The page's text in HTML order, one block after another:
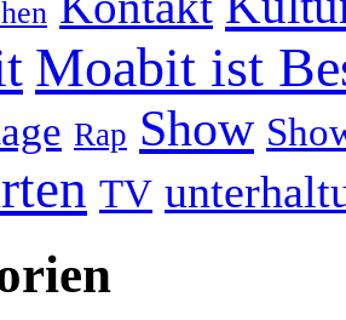
Moabit ist
Rap Show
TV